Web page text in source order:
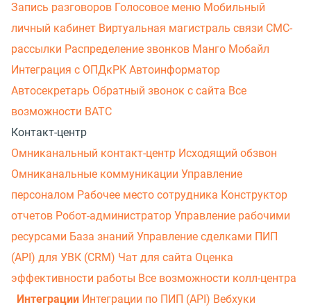
Запись разговоров Голосовое меню Мобильный
личный кабинет Виртуальная магистраль связи СМС-
рассылки Распределение звонков Манго Мобайл
Интеграция с ОПДкРК Автоинформатор
Автосекретарь Обратный звонок с сайта Все
возможности ВАТС
Контакт-центр
Омниканальный контакт-центр Исходящий обзвон
Омниканальные коммуникации Управление
персоналом Рабочее место сотрудника Конструктор
отчетов Робот-администратор Управление рабочими
ресурсами База знаний Управление сделками ПИП
(API) для УВК (CRM) Чат для сайта Оценка
эффективности работы Все возможности колл-центра
Интеграции Интеграции по ПИП (API) Вебхуки